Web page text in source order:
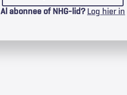
Al abonnee of NHG-lid? Log hier in